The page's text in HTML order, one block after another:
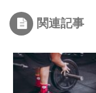
関連記事